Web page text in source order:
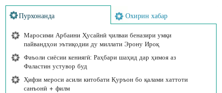
Пурхонанда Охирин хабар
Маросими Арбаини Ҳусайнӣ ҷилваи беназири умқи
пайвандҳои эътиқодии ду миллати Эрону Ироқ
Фаъоли сиёсии кениягӣ: Раҳбари шаҳид дар ҳимоя аз
Фаластин устувор буд
Ҳифзи мероси асили китобати Қуръон бо қалами хаттоти
санъонӣ + филм